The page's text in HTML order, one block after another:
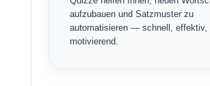
aufzubauen und Satzmuster zu
automatisieren — schnell, effektiv,
motivierend.